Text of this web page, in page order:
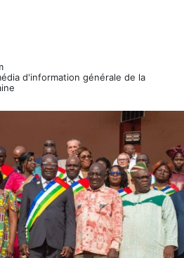
d'information générale de la